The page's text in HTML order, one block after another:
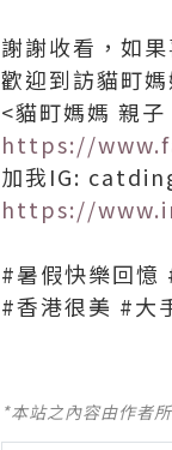
謝謝收看，如
歡迎到訪貓町
<貓町媽媽 親
https://
加我IG:
https://
#暑假快樂回憶
#香港很美 #大
*本站之內容由作者